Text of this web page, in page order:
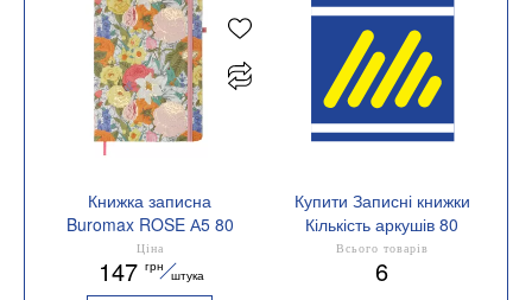
Книжка записна
Buromax ROSE А5 80
арк клітинка
BM.255123-10
Ціна
147 грн
штука
Купити Записні книжки
Кількість аркушів 80
Всього товарів
6